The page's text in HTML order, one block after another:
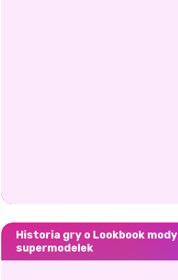
Historia gry o Lookbook mody
supermodelek